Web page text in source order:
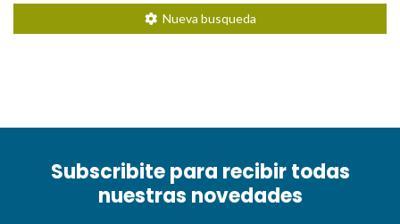
Nueva busqueda
Subscribite para recibir todas
nuestras novedades